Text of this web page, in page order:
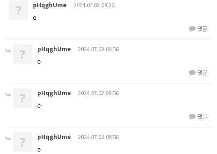
? pHqghUme 2024.07.02 09:30
e
댓글
? pHqghUme 2024.07.02 09:56
e
댓글
? pHqghUme 2024.07.02 09:56
e
댓글
? pHqghUme 2024.07.02 09:56
e